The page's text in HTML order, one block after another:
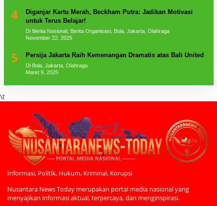
4
Diganjar Kartu Merah, Beckham Putra: Jadikan Motivasi
untuk Terus Belajar!
Di Berita Nasional, Berita Organisasi, Bola, Jakarta, Olahraga
November 22, 2025
5 Persija Jakarta Raih Kemenangan Dramatis atas Bali United
Di Bola, Jakarta, Olahraga
Maret 9, 2025
\t
Informasi, Politik, Hukum, Kriminal, Korupsi
Nusantara News Today merupakan portal media nasional yang
menyajikan informasi aktual, terpercaya, dan menginspirasi.